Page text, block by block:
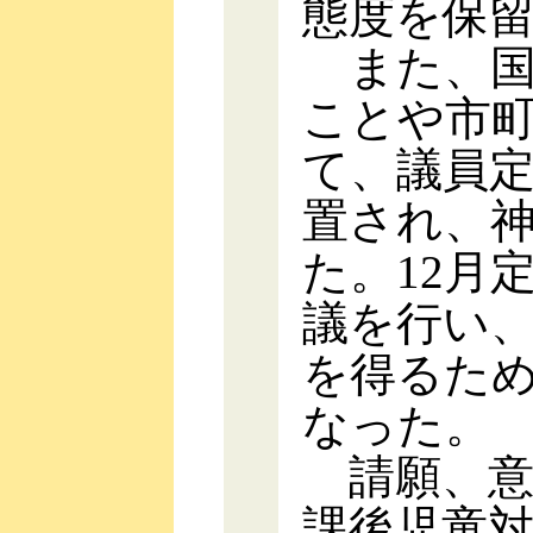
態度を保
また、
ことや市
て、議員
置され、
た。12月
議を行い
を得るた
なった。
請願、意